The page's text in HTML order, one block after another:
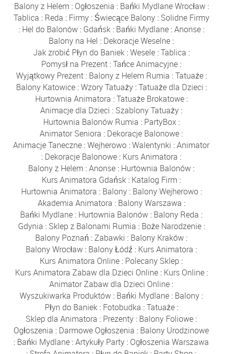
Balony z Helem : Ogłoszenia : Bańki Mydlane Wrocław:
Tablica : Reda : Firmy: Świecące Balony: Solidne Firmy
: Hel do Balonów: Gdańsk: Bańki Mydlane:Anonse:
Balony na Hel : Dekoracje Weselne :
Jak zrobić Płyn do Baniek:Wesele:Tablica :
Pomysł na Prezent :Tańce Animacyjne :
Wyjątkowy Prezent: Balony z Helem Rumia :Tatuaże:
Balony Katowice:Wzory Tatuaży:Tatuaże dla Dzieci :
Hurtownia Animatora :Tatuaże Brokatowe:
Animacje dla Dzieci : Szablony Tatuaży :
Hurtownia Balonów Rumia : PartyBox:
Animator Seniora : Dekoracje Balonowe :
Animacje Taneczne :Wejherowo :Walentynki :Animator
: Dekoracje Balonowe : Kurs Animatora :
Balony z Helem :Anonse : Hurtownia Balonów :
Kurs Animatora Gdańsk : Katalog Firm :
Hurtownia Animatora : Balony: Balony Wejherowo:
Akademia Animatora : Balony Warszawa :
Bańki Mydlane : Hurtownia Balonów : Balony Reda :
Gdynia : Sklep z Balonami Rumia : Boże Narodzenie:
Balony Poznań :Zabawki : Balony Kraków :
Balony Wrocław : Balony Łódź : Kurs Animatora :
Kurs Animatora Online : Polecany Sklep :
Kurs Animatora Zabaw dla Dzieci Online: Kurs Online:
Animator Zabaw dla Dzieci Online :
Wyszukiwarka Produktów : Bańki Mydlane : Balony :
Płyn do Baniek: Fotobudka :Tatuaże:
Sklep dla Animatora : Prezenty : Balony Foliowe :
Ogłoszenia : Darmowe Ogłoszenia : Balony Urodzinowe
: Bańki Mydlane :Artykuły Party : Ogłoszenia Warszawa